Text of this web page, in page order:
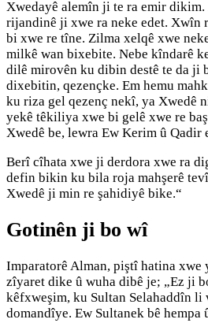
Xwedayê alemîn ji te ra emir
rijandinê ji xwe ra neke edet.
bi xwe re tîne. Zilma xelqê xwe
milkê wan bixebite. Nebe kîndarê
dilê mirovên ku dibin destê te da ji
dixebitin, qezençke. Em hemu
ku riza gel qezenç nekî, ya Xwedê
yekê têkiliya xwe bi gelê xwe re
Xwedê be, lewra Ew Kerim û Qadir
Berî cîhata xwe ji derdora xwe ra
defin bikin ku bila roja mahşerê
Xwedê ji min re şahidiyê bike.“
Gotinên ji bo wî
Imparatorê Alman, piştî hatina xwe
zîyaret dike û wuha dibê je; „Ez ji
kêfxweşim, ku Sultan Selahaddîn
domandîye. Ew Sultanek bê hempa